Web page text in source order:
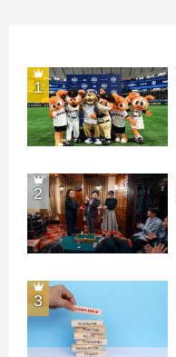
1
2
3